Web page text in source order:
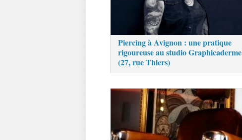
Piercing à Avignon : une pratique
rigoureuse au studio Graphicaderme
(27, rue Thiers)